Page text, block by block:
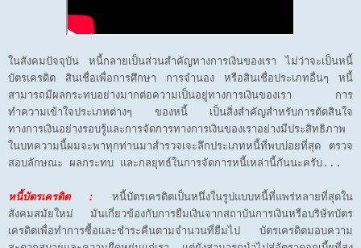
ในสังคมปัจจุบัน หนี้กลายเป็นส่วนสำคัญทางการเงินของเรา ไม่ว่าจะเป็นหนี้
บัตรเครดิต สินเชื่อเพื่อการศึกษา การจำนอง หรือสินเชื่อประเภทอื่นๆ หนี้
สามารถมีผลกระทบอย่างมากต่อความเป็นอยู่ทางการเงินของเรา การ
ทำความเข้าใจประเภทต่างๆ ของหนี้ เป็นสิ่งสำคัญสำหรับการตัดสินใจ
ทางการเงินอย่างรอบรู้และการจัดการทางการเงินของเราอย่างมีประสิทธิภาพ
ในบทความนี้ผมจะพาทุกท่านมาสำรวจเจะลึกประเภทหนี้ที่พบบ่อยที่สุด ตรวจ
สอบลักษณะ ผลกระทบ และกลยุทธ์ในการจัดการหนี้เหล่านี้กันนะครับ...
หนี้บัตรเครดิต :
หนี้บัตรเครดิตเป็นหนึ่งในรูปแบบหนี้ที่แพร่หลายที่สุดใน
สังคมสมัยใหม่ มันเกี่ยวข้องกับการยืมเงินจากสถาบันการเงินหรือบริษัทบัตร
เครดิตเพื่อทำการซื้อและชำระคืนตามจำนวนที่ยืมไป บัตรเครดิตมอบความ